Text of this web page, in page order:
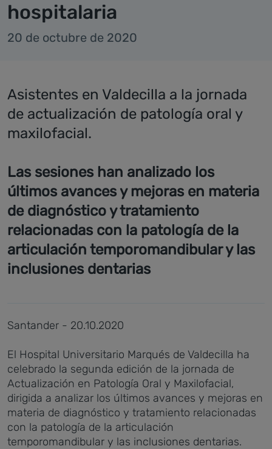
hospitalaria
20 de octubre de 2020
Asistentes en Valdecilla a la jornada
de actualización de patología oral y
maxilofacial.
Las sesiones han analizado los
últimos avances y mejoras en materia
de diagnóstico y tratamiento
relacionadas con la patología de la
articulación temporomandibular y las
inclusiones dentarias
Santander - 20.10.2020
El Hospital Universitario Marqués de Valdecilla ha
celebrado la segunda edición de la jornada de
Actualización en Patología Oral y Maxilofacial,
dirigida a analizar los últimos avances y mejoras en
materia de diagnóstico y tratamiento relacionadas
con la patología de la articulación
temporomandibular y las inclusiones dentarias.